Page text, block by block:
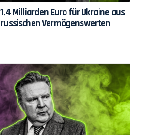
1,4 Milliarden Euro für Ukraine aus
russischen Vermögenswerten